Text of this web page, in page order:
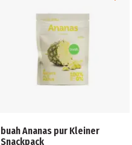
buah Ananas pur Kleiner
Snackpack